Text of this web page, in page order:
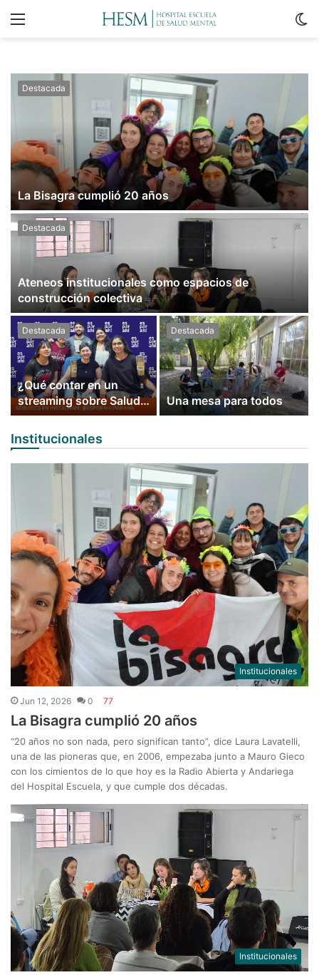
Destacada
La Bisagra cumplió 20 años
Destacada
Ateneos institucionales como espacios de
construcción colectiva
Destacada
¿Qué contar en un
streaming sobre Salud
Mental?
Destacada
Una mesa para todos
Institucionales
Institucionales
Jun 12, 2026 0 77
La Bisagra cumplió 20 años
“20 años no son nada, pero significan tanto”, dice Laura Lavatelli,
una de las pioneras que, en 2006, empezaba junto a Mauro Gieco
con los cimientos de lo que hoy es la Radio Abierta y Andariega
del Hospital Escuela, y que cumple dos décadas.
Institucionales